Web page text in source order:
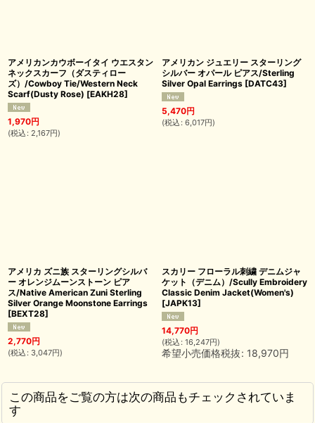
アメリカンカウボーイタイ ウエスタン
ネックスカーフ（ダスティロー
ズ）/Cowboy Tie/Western Neck
Scarf(Dusty Rose) [EAKH28]
1,970円
(税込 : 2,167円)
アメリカン ジュエリー スターリング
シルバー オパール ピアス/Sterling
Silver Opal Earrings [DATC43]
5,470円
(税込 : 6,017円)
アメリカ ズニ族 スターリングシルバ
ー オレンジムーンストーン ピア
ス/Native American Zuni Sterling
Silver Orange Moonstone Earrings
[BEXT28]
2,770円
(税込 : 3,047円)
スカリー フローラル刺繍 デニムジャ
ケット（デニム）/Scully Embroidery
Classic Denim Jacket(Women's)
[JAPK13]
14,770円
(税込 : 16,247円)
希望小売価格税抜: 18,970円
この商品をご覧の方は次の商品もチェックされていま
す